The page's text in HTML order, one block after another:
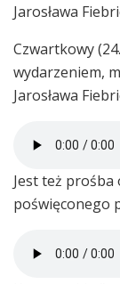
Jarosława
Czwartkowy
wydarzeniem,
Jarosława
Jest też
poświęconego